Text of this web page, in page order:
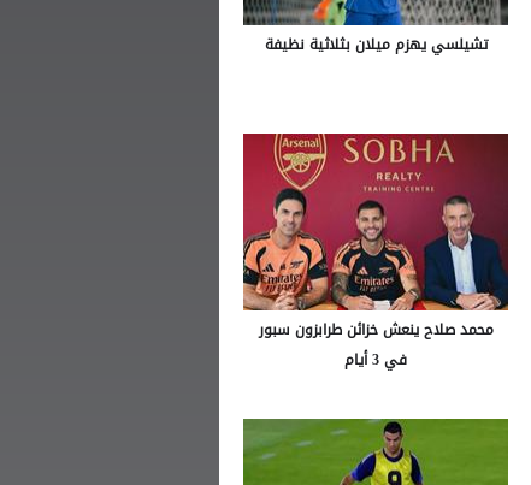
تشيلسي يهزم ميلان بثلاثية نظيفة
محمد صلاح ينعش خزائن طرابزون سبور
في 3 أيام